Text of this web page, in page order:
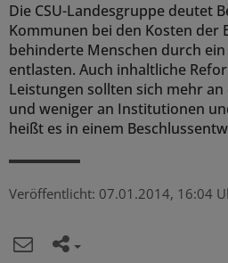
Die CSU-Landesgruppe deutet
Kommunen bei den Kosten der
behinderte Menschen durch ein
entlasten. Auch inhaltliche
Leistungen sollten sich mehr
und weniger an Institutionen
heißt es in einem
Veröffentlicht: 07.01.2014, 16:04